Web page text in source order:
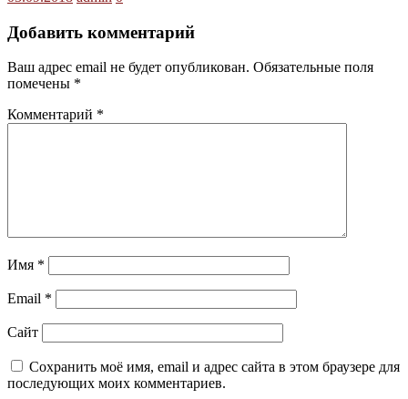
Добавить комментарий
Ваш адрес email не будет опубликован. Обязательные поля
помечены *
Комментарий *
Имя *
Email *
Сайт
Сохранить моё имя, email и адрес сайта в этом браузере для
последующих моих комментариев.